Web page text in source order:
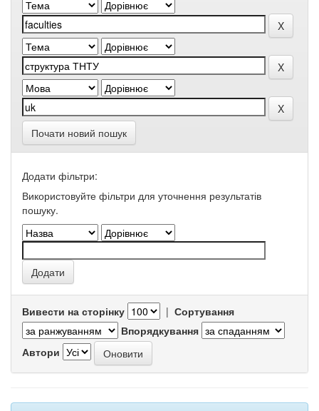
Почати новий пошук
Додати фільтри:
Використовуйте фільтри для уточнення результатів
пошуку.
Вивести на сторінку | Сортування
Впорядкування
Автори